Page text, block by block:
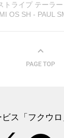
トライプ テーラ
OS SH - PAUL
ス「フクウ